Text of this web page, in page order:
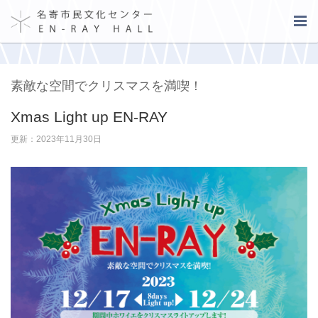
素敵な空間でクリスマスを満喫！
Xmas Light up EN-RAY
更新：2023年11月30日